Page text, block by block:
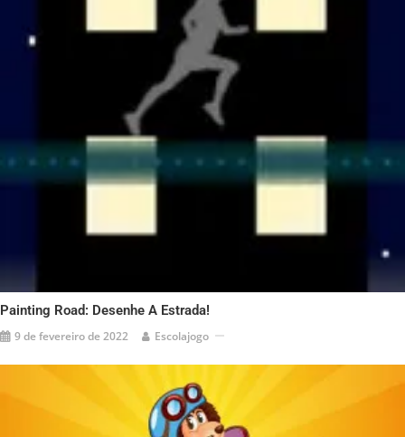
Painting Road: Desenhe A Estrada!
9 de fevereiro de 2022 Escolajogo